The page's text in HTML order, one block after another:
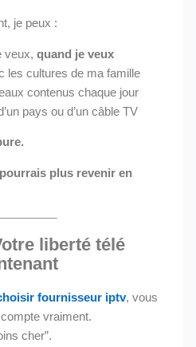
je peux :
veux,quand je veux
les cultures de ma famille
contenus chaque jour
pays ou d’un câble TV
plus revenir en
liberté télé
fournisseur iptv, vous
vraiment.
cher”.